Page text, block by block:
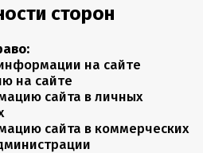
сторон
на сайте
на сайте
сайта в личных
сайта в коммерческих